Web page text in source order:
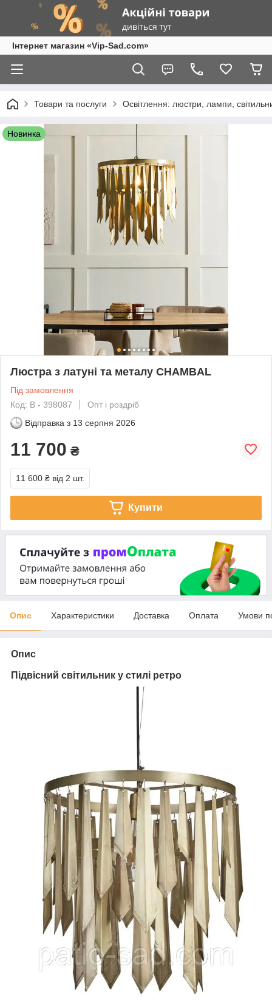
Інтернет магазин «Vip-Sad.com»
Товари та послуги Освітлення: люстри, лампи,
Новинка
Люстра з латуні та металу CHAMBAL
Під замовлення
Код: В - 398087
Опт і роздріб
Відправка з 13 серпня 2026
11 700 ₴
11 600 ₴ від 2 шт.
Купити
Опис Характеристики Доставка Оплата Умови
Опис
Підвісний світильник у стилі ретро